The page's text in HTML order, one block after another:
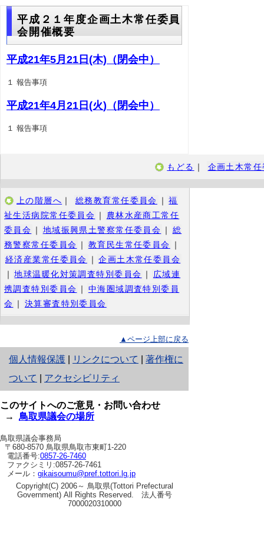
平成２１年度企画土木常任委員
会開催概要
平成21年5月21日(木)（閉会中）
１ 報告事項
平成21年4月21日(火)（閉会中）
１ 報告事項
もどる ｜ 企画土木常
上の階層へ ｜ 総務教育常任委員会 ｜ 福
祉生活病院常任委員会 ｜
農林水産商工常任
委員会 ｜ 地域振興県土警察常任委員会 ｜
総
務警察常任委員会 ｜ 教育民生常任委員会
｜
経済産業常任委員会
｜ 企画土木常任委員会
｜ 地球温暖化対策調査特別委員会 ｜
広域連
携調査特別委員会 ｜
中海圏域調査特別委員
会 ｜ 決算審査特別委員会
▲ページ上部に戻る
個人情報保護
と
り
ッ
へ
の
リンクについて
著作権に
ついて
アクセシビリティ
このサイトへのご意見・お問い合わせ
→ 鳥取県議会の場所
鳥取県議会事務局
〒680-8570 鳥取県鳥取市東町1-220
電話番号:0857-26-7460
ファクシミリ:0857-26-7461
メール： gikaisoumu@pref.tottori.lg.jp
Copyright(C) 2006～ 鳥取県(Tottori Prefectural
Government) All Rights Reserved. 法人番号
7000020310000